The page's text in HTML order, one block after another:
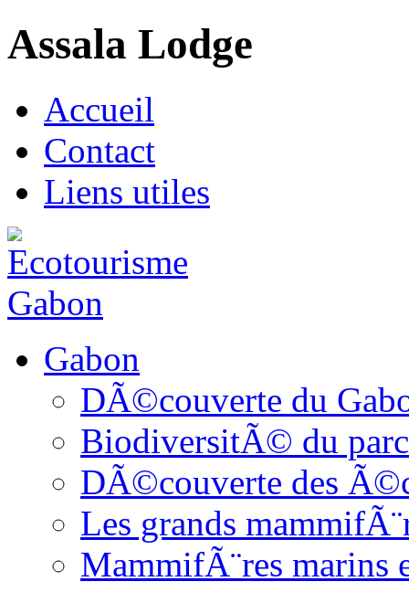
Assala Lodge
Accueil
Contact
Liens utiles
Gabon
DÃ©couverte du
BiodiversitÃ© du
DÃ©couverte des
Les grands
MammifÃ¨res marins